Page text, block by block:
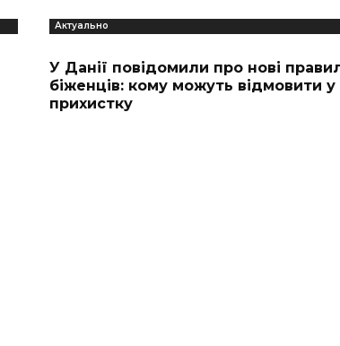
Актуально
У Данії повідомили про нові
біженців: кому можуть відмовити у
прихистку